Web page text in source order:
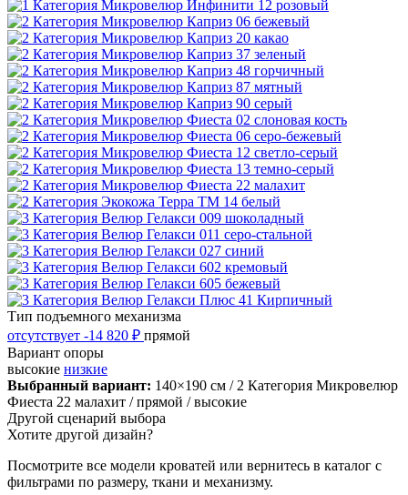
Тип подъемного механизма
отсутствует -14 820 ₽ прямой
Вариант опоры
высокие низкие
Выбранный вариант: 140×190 см / 2 Категория Микровелюр
Фиеста 22 малахит / прямой / высокие
Другой сценарий выбора
Хотите другой дизайн?
Посмотрите все модели кроватей или вернитесь в каталог с
фильтрами по размеру, ткани и механизму.